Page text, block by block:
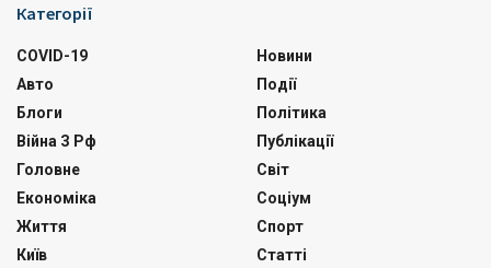
Категорії
COVID-19
Авто
Блоги
Війна З Рф
Головне
Економіка
Життя
Київ
Новини
Події
Політика
Публікації
Світ
Соціум
Спорт
Статті